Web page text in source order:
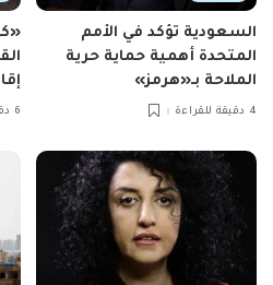
السعودية تؤكد في الأمم
المتحدة أهمية حماية حرية
الملاحة بـ«هرمز»
4 دقيقة للقراءة 6 دقيقة للقراءة